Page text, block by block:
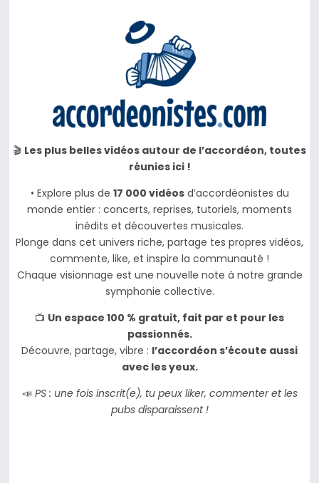
🎬 Les plus belles vidéos autour de l’accordéon, toutes
réunies ici !
• Explore plus de 17 000 vidéosd’accordéonistes du
monde entier : concerts, reprises, tutoriels, moments
inédits et découvertes musicales.
Plonge dans cet univers riche, partage tes propres vidéos,
commente, like, et inspire la communauté !
Chaque visionnage est une nouvelle note à notre grande
symphonie collective.
📺 Un espace 100 % gratuit, fait par et pour les
passionnés.
Découvre, partage, vibre : l’accordéon s’écoute aussi
avec les yeux.
📣 PS : une fois inscrit(e), tu peux liker, commenter et les
pubs disparaissent !